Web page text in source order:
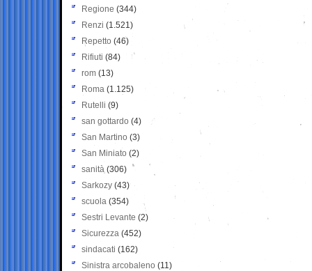
Regione (344)
Renzi (1.521)
Repetto (46)
Rifiuti (84)
rom (13)
Roma (1.125)
Rutelli (9)
san gottardo (4)
San Martino (3)
San Miniato (2)
sanità (306)
Sarkozy (43)
scuola (354)
Sestri Levante (2)
Sicurezza (452)
sindacati (162)
Sinistra arcobaleno (11)